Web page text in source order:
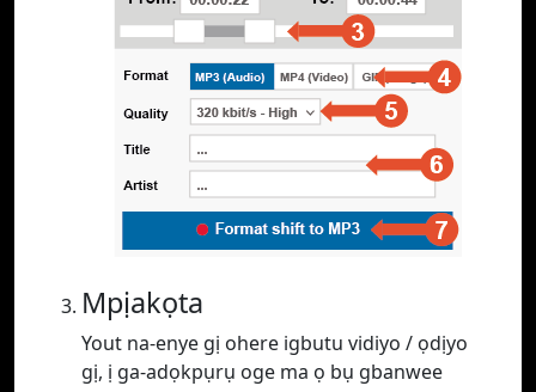
Mpịakọta
Yout na-enye gị ohere igbutu vidiyo / ọdịyo
gị, ị ga-adọkpụrụ oge ma ọ bụ gbanwee